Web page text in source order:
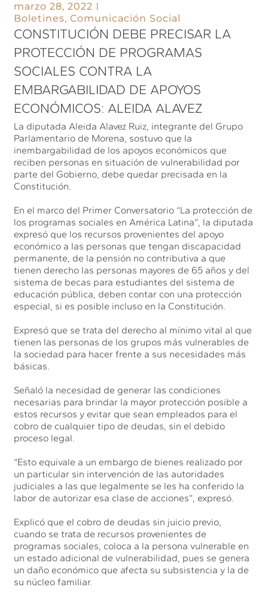
marzo 28, 2022
Boletines,Comunicación Social
CONSTITUCIÓN DEBE PRECISAR LA
PROTECCIÓN DE PROGRAMAS
SOCIALES CONTRA LA
EMBARGABILIDAD DE APOYOS
ECONÓMICOS: ALEIDA ALAVEZ
La diputada Aleida Alavez Ruiz, integrante del Grupo
Parlamentario de Morena, sostuvo que la
inembargabilidad de los apoyos económicos que
reciben personas en situación de vulnerabilidad por
parte del Gobierno, debe quedar precisada en la
Constitución.
En el marco del Primer Conversatorio “La protección de
los programas sociales en América Latina”, la diputada
expresó que los recursos provenientes del apoyo
económico a las personas que tengan discapacidad
permanente, de la pensión no contributiva a que
tienen derecho las personas mayores de 65 años y del
sistema de becas para estudiantes del sistema de
educación pública, deben contar con una protección
especial, si es posible incluso en la Constitución.
Expresó que se trata del derecho al mínimo vital al que
tienen las personas de los grupos más vulnerables de
la sociedad para hacer frente a sus necesidades más
básicas.
Señaló la necesidad de generar las condiciones
necesarias para brindar la mayor protección posible a
estos recursos y evitar que sean empleados para el
cobro de cualquier tipo de deudas, sin el debido
proceso legal.
“Esto equivale a un embargo de bienes realizado por
un particular sin intervención de las autoridades
judiciales a las que legalmente se les ha conferido la
labor de autorizar esa clase de acciones”, expresó.
Explicó que el cobro de deudas sin juicio previo,
cuando se trata de recursos provenientes de
programas sociales, coloca a la persona vulnerable en
un estado adicional de vulnerabilidad, pues se genera
un daño económico que afecta su subsistencia y la de
su núcleo familiar.